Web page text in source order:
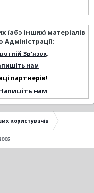
(або інших) матеріалів
Зв'язок.
нам
партнерів!
Напишіть нам
користувачів